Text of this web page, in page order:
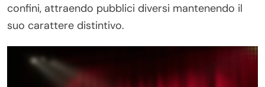
confini, attraendo pubblici diversi mantenendo il
suo carattere distintivo.